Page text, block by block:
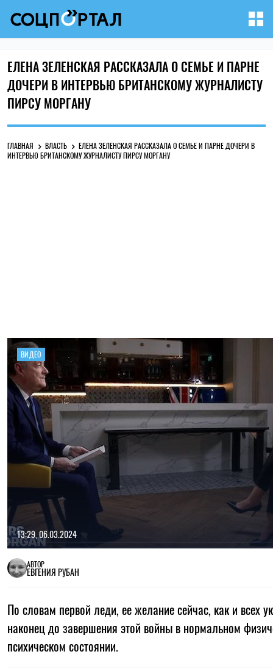
ЕЛЕНА ЗЕЛЕНСКАЯ РАССКАЗАЛА О СЕМЬЕ И ПАРНЕ
ДОЧЕРИ В ИНТЕРВЬЮ БРИТАНСКОМУ ЖУРНАЛИСТУ
ПИРСУ МОРГАНУ
ГЛАВНАЯ ВЛАСТЬ
ЕЛЕНА ЗЕЛЕНСКАЯ РАССКАЗАЛА О СЕМЬЕ И ПАРНЕ ДОЧЕРИ В
ИНТЕРВЬЮ БРИТАНСКОМУ ЖУРНАЛИСТУ ПИРСУ МОРГАНУ
ВИДЕО
13:29, 06.03.2024
АВТОР
ЕВГЕНИЯ РУБАН
По словам первой леди, ее желание сейчас, как и всех
наконец до завершения этой войны в нормальном
психическом состоянии.